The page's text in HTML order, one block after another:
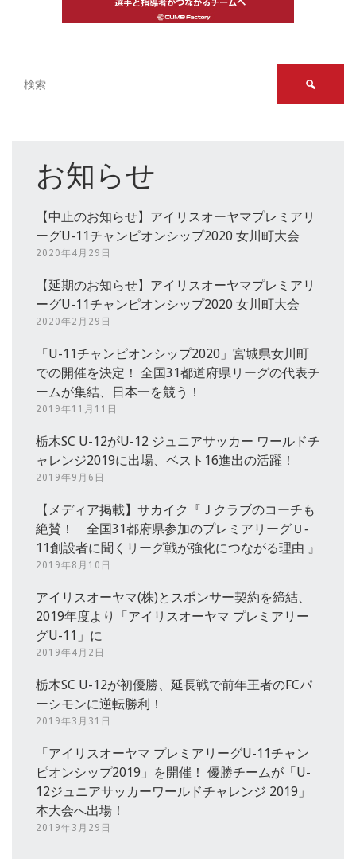
お知らせ
【中止のお知らせ】アイリスオーヤマプレミアリ
ーグU-11チャンピオンシップ2020 女川町大会
2020年4月29日
【延期のお知らせ】アイリスオーヤマプレミアリ
ーグU-11チャンピオンシップ2020 女川町大会
2020年2月29日
「U-11チャンピオンシップ2020」宮城県女川町
での開催を決定！ 全国31都道府県リーグの代表チ
ームが集結、日本一を競う！
2019年11月11日
栃木SC U-12がU-12 ジュニアサッカー ワールドチ
ャレンジ2019に出場、ベスト16進出の活躍！
2019年9月6日
【メディア掲載】サカイク『Ｊクラブのコーチも
絶賛！ 全国31都府県参加のプレミアリーグＵ‐
11創設者に聞くリーグ戦が強化につながる理由 』
2019年8月10日
アイリスオーヤマ(株)とスポンサー契約を締結、
2019年度より「アイリスオーヤマ プレミアリー
グU-11」に
2019年4月2日
栃木SC U-12が初優勝、延長戦で前年王者のFCパ
ーシモンに逆転勝利！
2019年3月31日
「アイリスオーヤマ プレミアリーグU-11チャン
ピオンシップ2019」を開催！ 優勝チームが「U-
12ジュニアサッカーワールドチャレンジ 2019」
本大会へ出場！
2019年3月29日